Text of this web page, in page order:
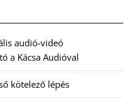
audió-videó
a Kácsa Audióval
kötelező lépés